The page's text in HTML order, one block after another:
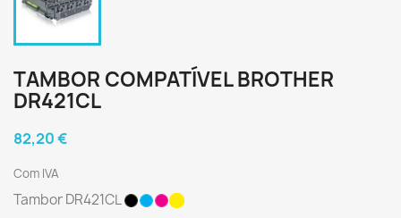
TAMBOR COMPATÍVEL BROTHER
DR421CL
82,20 €
Com IVA
Tambor DR421CL